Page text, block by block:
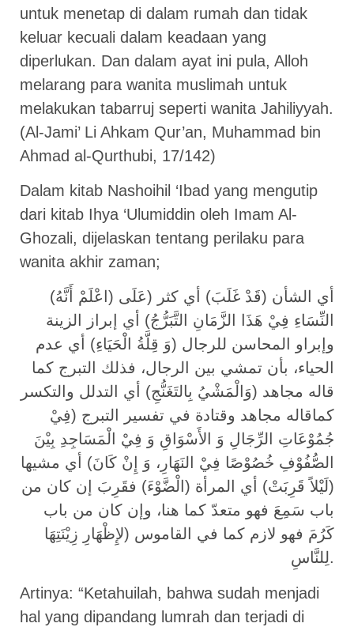
untuk menetap di dalam rumah dan tidak
keluar kecuali dalam keadaan yang
diperlukan. Dan dalam ayat ini pula, Alloh
melarang para wanita muslimah untuk
melakukan tabarruj seperti wanita Jahiliyyah.
(Al-Jami’ Li Ahkam Qur’an, Muhammad bin
Ahmad al-Qurthubi, 17/142)
Dalam kitab Nashoihil ‘Ibad yang mengutip
dari kitab Ihya ‘Ulumiddin oleh Imam Al-
Ghozali, dijelaskan tentang perilaku para
wanita akhir zaman;
(اعْلَمْ أَنَّهُ) أي الشأن (قَدْ غَلَبَ) أي كثر (عَلَى
النِّسَاءِ فِيْ هَذَا الزَّمَانِ التَّبَرُّجُ) أي إبراز الزينة
وإبراو المحاسن للرجال (وَ قِلَّةُ الْحَيَاءِ) أي عدم
الحياء، بأن تمشي بين الرجال، فذلك التبرج كما
قاله مجاهد (وَالْمَشْيُ بِالتَغَنُّجِ) أي التدلل والتكسر
كماقاله مجاهد وقتادة في تفسير التبرج (فِيْ
جُمُوْعَاتِ الرِّجَالِ وَ الأَسْوَاقِ وَ فِيْ الْمَسَاجِدِ بِيْنَ
الصُّفُوْفِ خُصُوْصًا فِيْ النَهَارِ، وَ إِنْ كَانَ) أي مشيها
(لَيْلاً قَرِبَتْ) أي المرأة (الْضَّوْءَ) فقَرِبَ إن كان من
باب سَمِعَ فهو متعدّ كما هنا، وإن كان من باب
كَرُمَ فهو لازم كما في القاموس (لإِظْهَارِ زِيْنَتِهَا
لِلنَّاسِ.
Artinya: “Ketahuilah, bahwa sudah menjadi
hal yang dipandang lumrah dan terjadi di